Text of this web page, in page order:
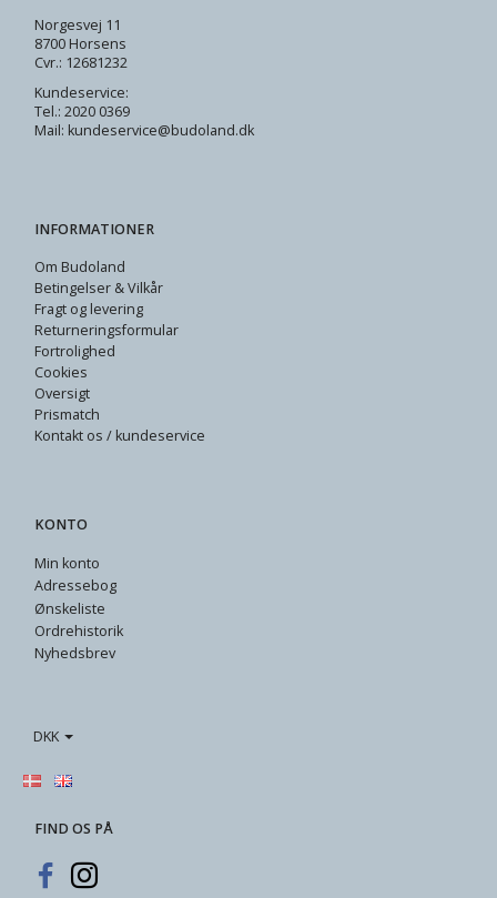
Norgesvej 11
8700 Horsens
Cvr.: 12681232
Kundeservice:
Tel.: 2020 0369
Mail: kundeservice@budoland.dk
INFORMATIONER
Om Budoland
Betingelser & Vilkår
Fragt og levering
Returneringsformular
Fortrolighed
Cookies
Oversigt
Prismatch
Kontakt os / kundeservice
KONTO
Min konto
Adressebog
Ønskeliste
Ordrehistorik
Nyhedsbrev
DKK
FIND OS PÅ